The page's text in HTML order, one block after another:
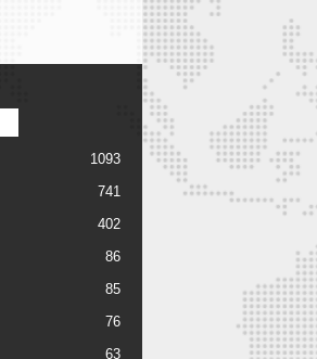
1093
741
402
86
85
76
63